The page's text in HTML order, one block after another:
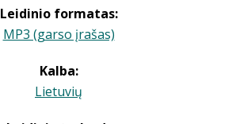
Leidinio formatas:
MP3 (garso įrašas)
Kalba:
Lietuvių